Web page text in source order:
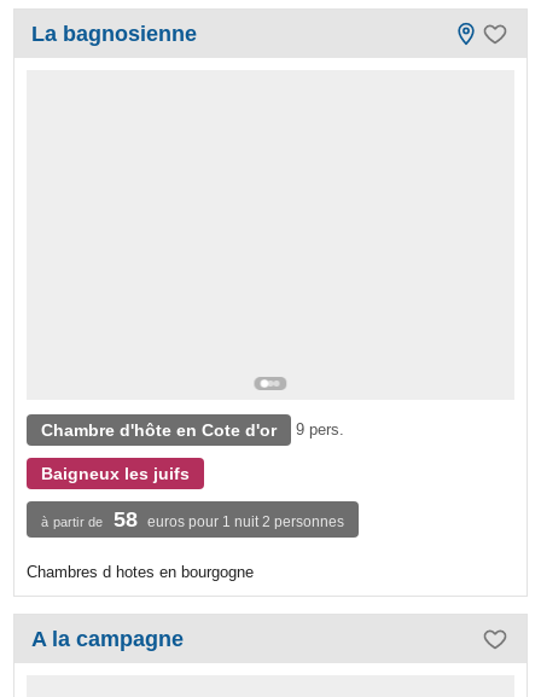
La bagnosienne
Chambre d'hôte en Cote d'or 9 pers.
Baigneux les juifs
à partir de 58 euros pour 1 nuit 2 personnes
Chambres d hotes en bourgogne
A la campagne